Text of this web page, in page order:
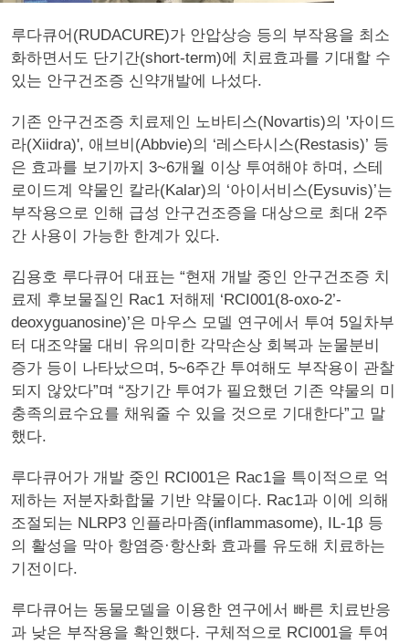
루다큐어(RUDACURE)가 안압상승 등의 부작용을 최소
화하면서도 단기간(short-term)에 치료효과를 기대할 수
있는 안구건조증 신약개발에 나섰다.
기존 안구건조증 치료제인 노바티스(Novartis)의 '자이드
라(Xiidra)', 애브비(Abbvie)의 ‘레스타시스(Restasis)’ 등
은 효과를 보기까지 3~6개월 이상 투여해야 하며, 스테
로이드계 약물인 칼라(Kalar)의 ‘아이서비스(Eysuvis)’는
부작용으로 인해 급성 안구건조증을 대상으로 최대 2주
간 사용이 가능한 한계가 있다.
김용호 루다큐어 대표는 “현재 개발 중인 안구건조증 치
료제 후보물질인 Rac1 저해제 ‘RCI001(8-oxo-2’-
deoxyguanosine)’은 마우스 모델 연구에서 투여 5일차부
터 대조약물 대비 유의미한 각막손상 회복과 눈물분비
증가 등이 나타났으며, 5~6주간 투여해도 부작용이 관찰
되지 않았다”며 “장기간 투여가 필요했던 기존 약물의 미
충족의료수요를 채워줄 수 있을 것으로 기대한다”고 말
했다.
루다큐어가 개발 중인 RCI001은 Rac1을 특이적으로 억
제하는 저분자화합물 기반 약물이다. Rac1과 이에 의해
조절되는 NLRP3 인플라마좀(inflammasome), IL-1β 등
의 활성을 막아 항염증·항산화 효과를 유도해 치료하는
기전이다.
루다큐어는 동물모델을 이용한 연구에서 빠른 치료반응
과 낮은 부작용을 확인했다. 구체적으로 RCI001을 투여